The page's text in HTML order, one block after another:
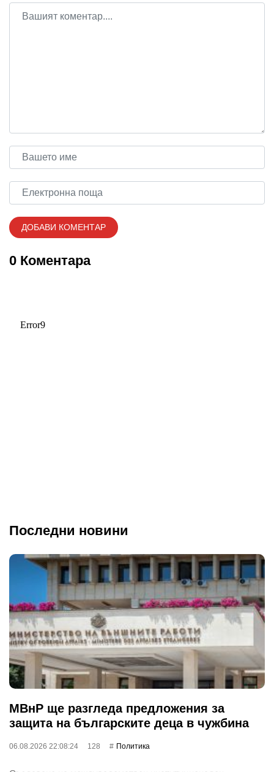
0 Коментара
Последни новини
МВнР ще разгледа предложения за
защита на българските деца в чужбина
06.08.2026 22:08:24 128 Политика